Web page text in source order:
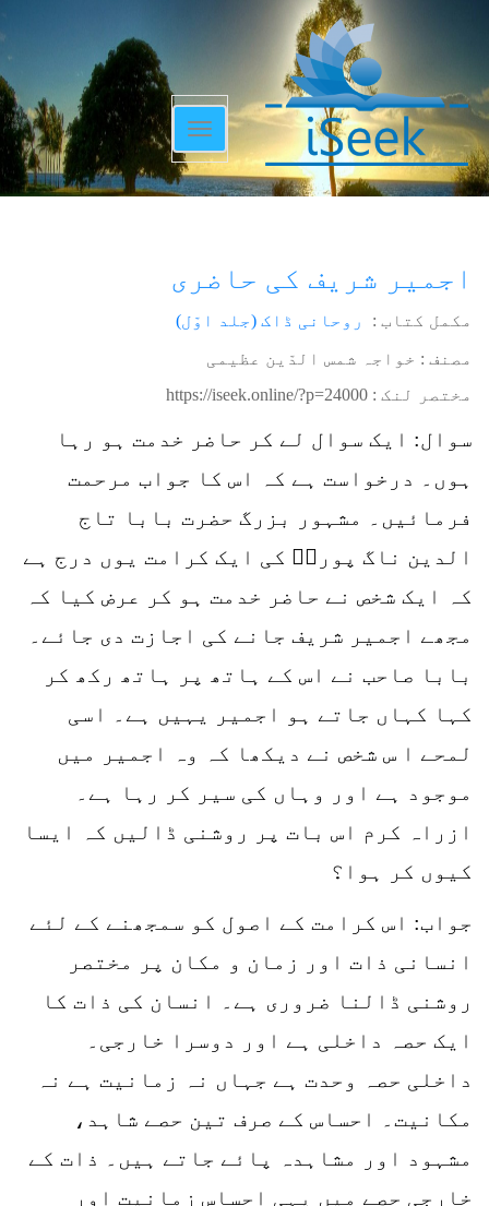
Toggle
navigation
اجمیر شریف کی حاضری
مکمل کتاب : روحانی ڈاک (جلد اوّل)
مصنف : خواجہ شمس الدّین عظیمی
مختصر لنک : https://iseek.online/?p=24000
سوال: ایک سوال لے کر حاضر خدمت ہو رہا
ہوں۔ درخواست ہے کہ اس کا جواب مرحمت
فرمائیں۔ مشہور بزرگ حضرت بابا تاج
الدین ناگ پوریؒ کی ایک کرامت یوں درج ہے
کہ ایک شخص نے حاضر خدمت ہو کر عرض کیا کہ
مجھے اجمیر شریف جانے کی اجازت دی جائے۔
بابا صاحب نے اس کے ہاتھ پر ہاتھ رکھ کر
کہا کہاں جاتے ہو اجمیر یہیں ہے۔ اسی
لمحے ا س شخص نے دیکھا کہ وہ اجمیر میں
موجود ہے اور وہاں کی سیر کر رہا ہے۔
ازراہ کرم اس بات پر روشنی ڈالیں کہ ایسا
کیوں کر ہوا؟
جواب: اس کرامت کے اصول کو سمجھنے کے لئے
انسانی ذات اور زمان و مکان پر مختصر
روشنی ڈالنا ضروری ہے۔ انسان کی ذات کا
ایک حصہ داخلی ہے اور دوسرا خارجی۔
داخلی حصہ وحدت ہے جہاں نہ زمانیت ہے نہ
مکانیت۔ احساس کے صرف تین حصے شاہد،
مشہود اور مشاہدہ پائے جاتے ہیں۔ ذات کے
خارجی حصے میں یہی احساس زمانیت اور